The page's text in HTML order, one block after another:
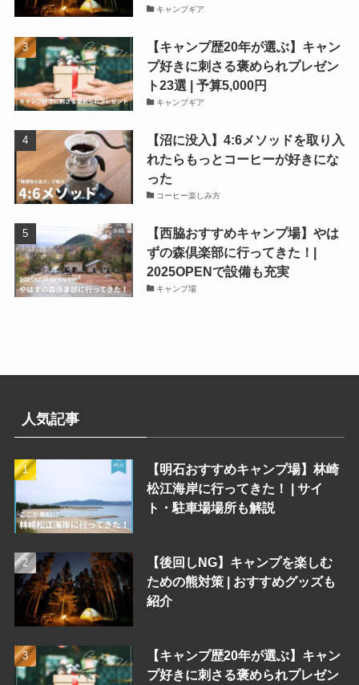
キャンプギア
【キャンプ歴20年が選ぶ】キャン
プ好きに刺さる褒められプレゼン
ト23選 | 予算5,000円
キャンプギア
【沼に没入】4:6メソッドを取り入
れたらもっとコーヒーが好きにな
った
コーヒー楽しみ方
【西脇おすすめキャンプ場】やは
ずの森倶楽部に行ってきた！|
2025OPENで設備も充実
キャンプ場
人気記事
【明石おすすめキャンプ場】林崎
松江海岸に行ってきた！ | サイ
ト・駐車場場所も解説
【後回しNG】キャンプを楽しむ
ための熊対策 | おすすめグッズも
紹介
【キャンプ歴20年が選ぶ】キャン
プ好きに刺さる褒められプレゼン